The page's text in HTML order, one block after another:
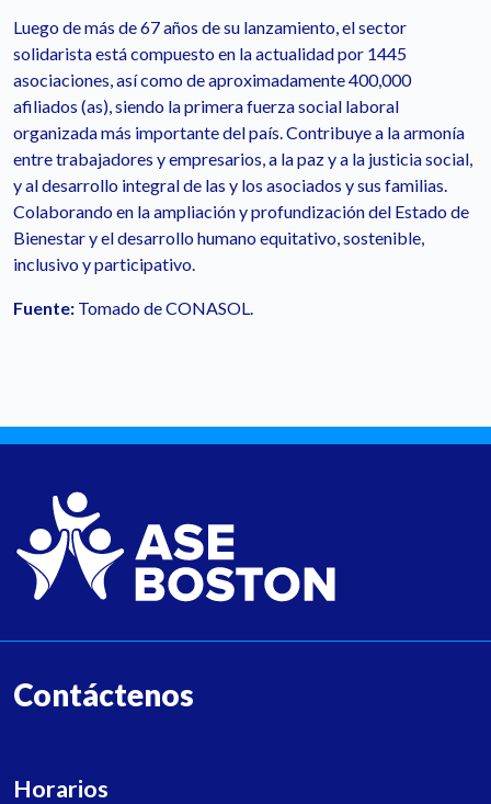
Luego de más de 67 años de su lanzamiento, el sector
solidarista está compuesto en la actualidad por 1445
asociaciones, así como de aproximadamente 400,000
afiliados (as), siendo la primera fuerza social laboral
organizada más importante del país. Contribuye a la armonía
entre trabajadores y empresarios, a la paz y a la justicia social,
y al desarrollo integral de las y los asociados y sus familias.
Colaborando en la ampliación y profundización del Estado de
Bienestar y el desarrollo humano equitativo, sostenible,
inclusivo y participativo.
Fuente: Tomado de CONASOL.
Contáctenos
Horarios